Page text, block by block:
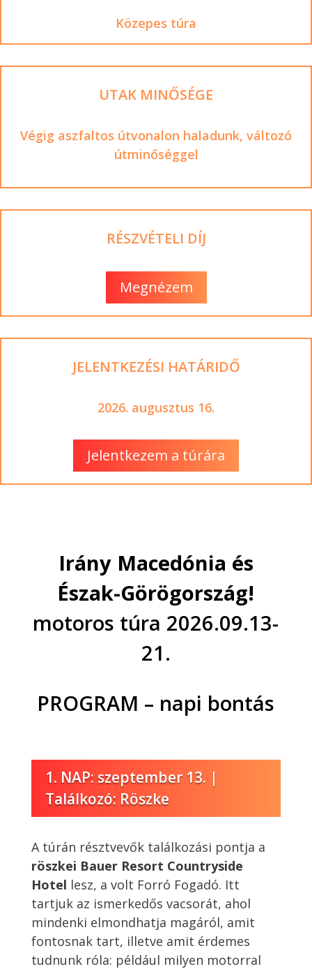
Közepes túra
UTAK MINŐSÉGE
Végig aszfaltos útvonalon haladunk, változó
útminőséggel
RÉSZVÉTELI DÍJ
Megnézem
JELENTKEZÉSI HATÁRIDŐ
2026. augusztus 16.
Jelentkezem a túrára
Irány Macedónia és
Észak-Görögország!
motoros túra 2026.09.13-
21.
PROGRAM – napi bontás
1. NAP: szeptember 13. |
Találkozó: Röszke
A túrán résztvevők találkozási pontja a
röszkei Bauer Resort Countryside
Hotel lesz, a volt Forró Fogadó. Itt
tartjuk az ismerkedős vacsorát, ahol
mindenki elmondhatja magáról, amit
fontosnak tart, illetve amit érdemes
tudnunk róla: például milyen motorral